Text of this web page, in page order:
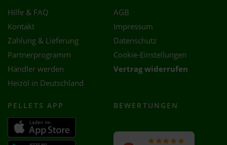
Hilfe & FAQ
Kontakt
Zahlung & Lieferung
Partnerprogramm
Händler werden
Heizöl in Deutschland
AGB
Impressum
Datenschutz
Cookie-Einstellungen
Vertrag widerrufen
PELLETS APP BEWERTUNGEN